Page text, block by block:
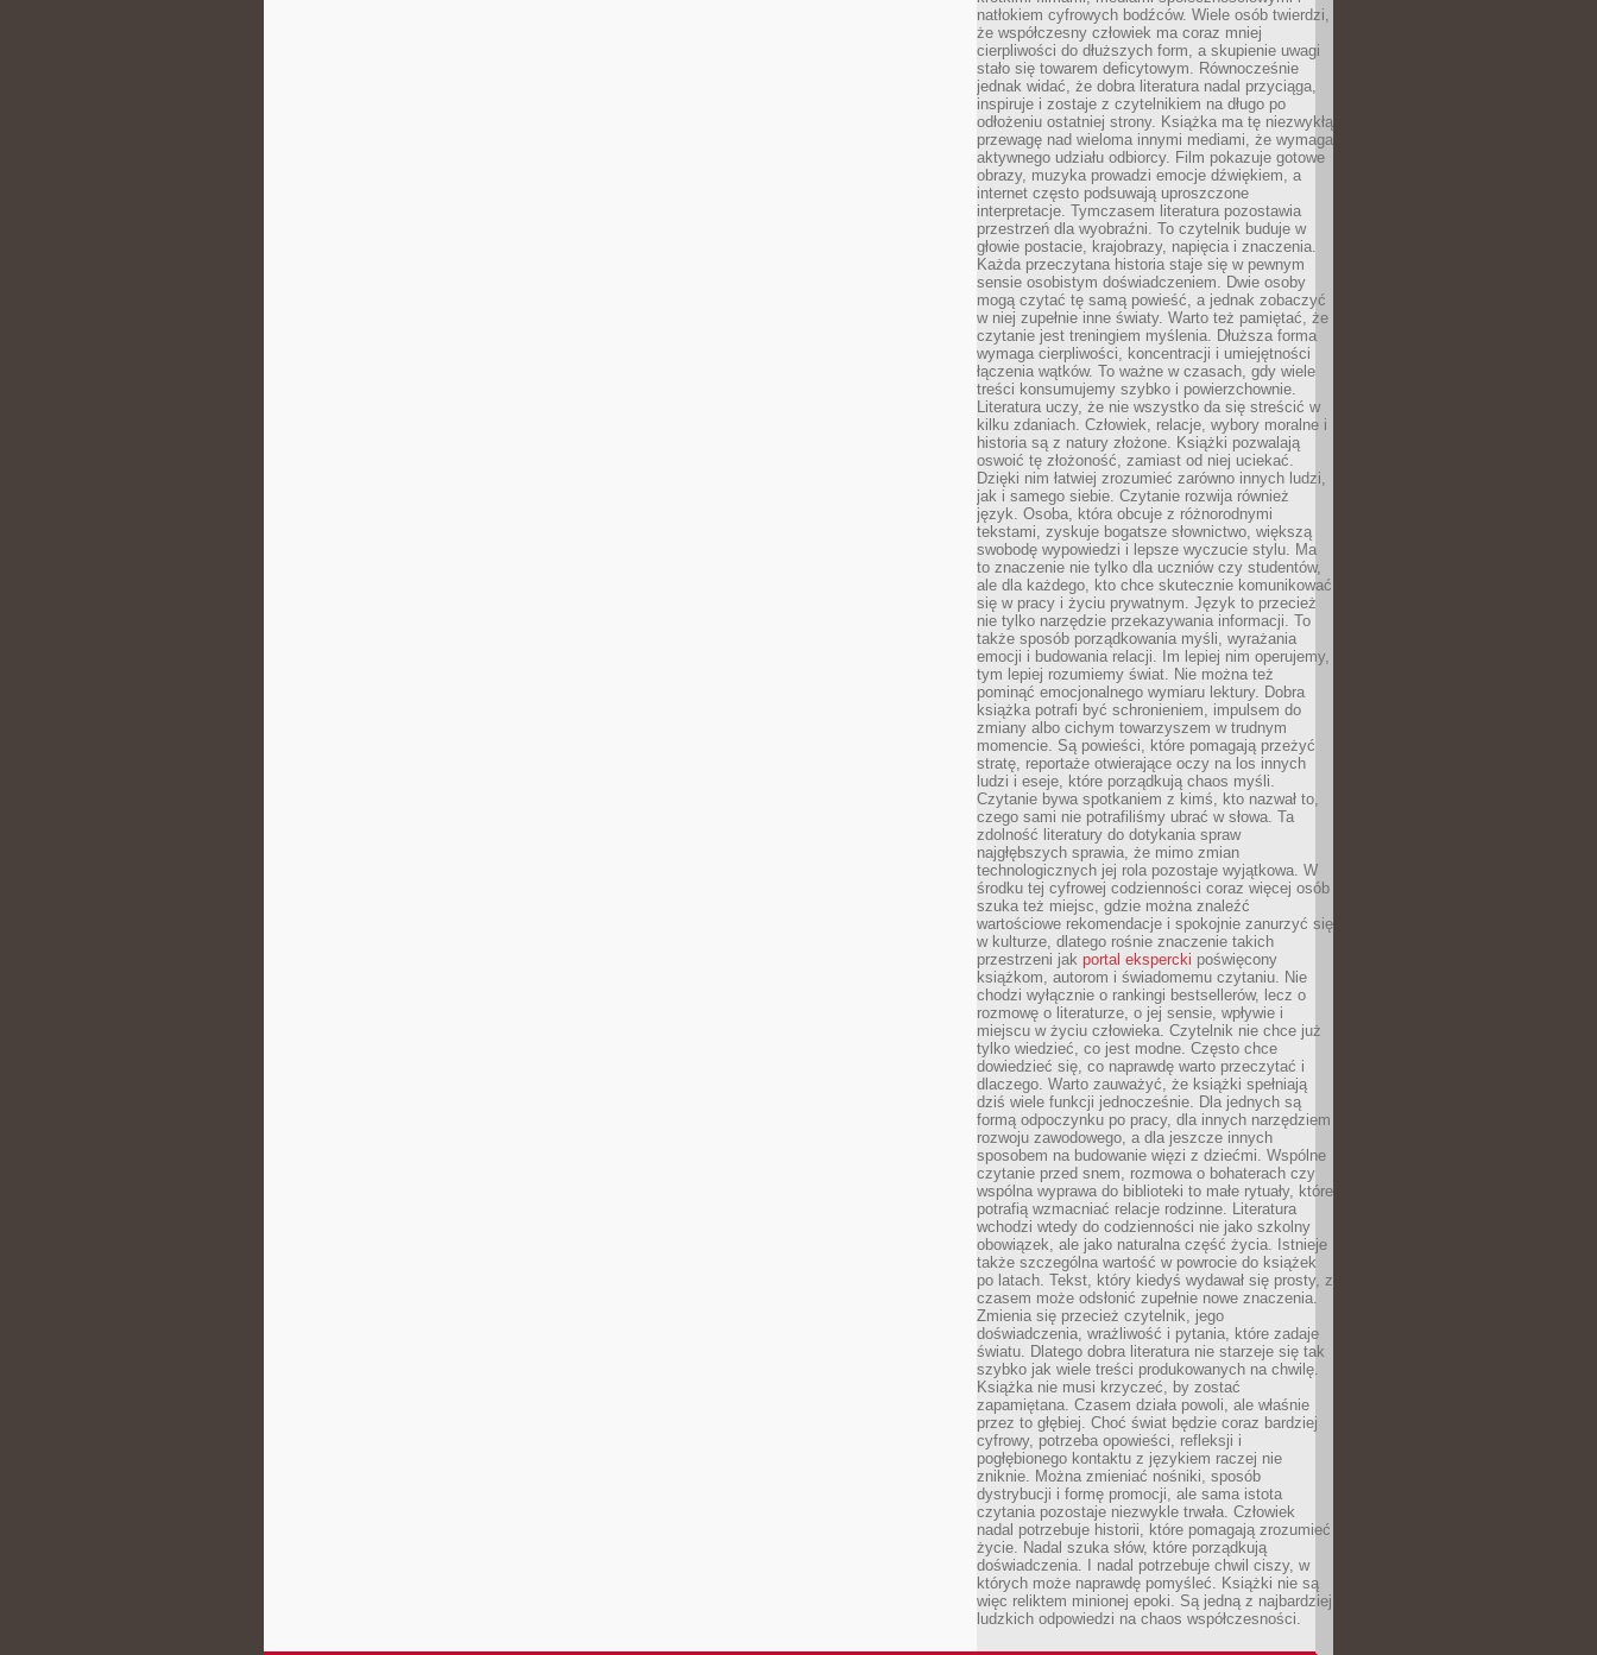
natłokiem cyfrowych bodźców. Wiele osób twierdzi,
że współczesny człowiek ma coraz mniej
cierpliwości do dłuższych form, a skupienie uwagi
stało się towarem deficytowym. Równocześnie
jednak widać, że dobra literatura nadal przyciąga,
inspiruje i zostaje z czytelnikiem na długo po
odłożeniu ostatniej strony. Książka ma tę niezwykłą
przewagę nad wieloma innymi mediami, że wymaga
aktywnego udziału odbiorcy. Film pokazuje gotowe
obrazy, muzyka prowadzi emocje dźwiękiem, a
internet często podsuwają uproszczone
interpretacje. Tymczasem literatura pozostawia
przestrzeń dla wyobraźni. To czytelnik buduje w
głowie postacie, krajobrazy, napięcia i znaczenia.
Każda przeczytana historia staje się w pewnym
sensie osobistym doświadczeniem. Dwie osoby
mogą czytać tę samą powieść, a jednak zobaczyć
w niej zupełnie inne światy. Warto też pamiętać, że
czytanie jest treningiem myślenia. Dłuższa forma
wymaga cierpliwości, koncentracji i umiejętności
łączenia wątków. To ważne w czasach, gdy wiele
treści konsumujemy szybko i powierzchownie.
Literatura uczy, że nie wszystko da się streścić w
kilku zdaniach. Człowiek, relacje, wybory moralne i
historia są z natury złożone. Książki pozwalają
oswoić tę złożoność, zamiast od niej uciekać.
Dzięki nim łatwiej zrozumieć zarówno innych ludzi,
jak i samego siebie. Czytanie rozwija również
język. Osoba, która obcuje z różnorodnymi
tekstami, zyskuje bogatsze słownictwo, większą
swobodę wypowiedzi i lepsze wyczucie stylu. Ma
to znaczenie nie tylko dla uczniów czy studentów,
ale dla każdego, kto chce skutecznie komunikować
się w pracy i życiu prywatnym. Język to przecież
nie tylko narzędzie przekazywania informacji. To
także sposób porządkowania myśli, wyrażania
emocji i budowania relacji. Im lepiej nim operujemy,
tym lepiej rozumiemy świat. Nie można też
pominąć emocjonalnego wymiaru lektury. Dobra
książka potrafi być schronieniem, impulsem do
zmiany albo cichym towarzyszem w trudnym
momencie. Są powieści, które pomagają przeżyć
stratę, reportaże otwierające oczy na los innych
ludzi i eseje, które porządkują chaos myśli.
Czytanie bywa spotkaniem z kimś, kto nazwał to,
czego sami nie potrafiliśmy ubrać w słowa. Ta
zdolność literatury do dotykania spraw
najgłębszych sprawia, że mimo zmian
technologicznych jej rola pozostaje wyjątkowa. W
środku tej cyfrowej codzienności coraz więcej osób
szuka też miejsc, gdzie można znaleźć
wartościowe rekomendacje i spokojnie zanurzyć się
w kulturze, dlatego rośnie znaczenie takich
przestrzeni jak portal ekspercki poświęcony
książkom, autorom i świadomemu czytaniu. Nie
chodzi wyłącznie o rankingi bestsellerów, lecz o
rozmowę o literaturze, o jej sensie, wpływie i
miejscu w życiu człowieka. Czytelnik nie chce już
tylko wiedzieć, co jest modne. Często chce
dowiedzieć się, co naprawdę warto przeczytać i
dlaczego. Warto zauważyć, że książki spełniają
dziś wiele funkcji jednocześnie. Dla jednych są
formą odpoczynku po pracy, dla innych narzędziem
rozwoju zawodowego, a dla jeszcze innych
sposobem na budowanie więzi z dziećmi. Wspólne
czytanie przed snem, rozmowa o bohaterach czy
wspólna wyprawa do biblioteki to małe rytuały, które
potrafią wzmacniać relacje rodzinne. Literatura
wchodzi wtedy do codzienności nie jako szkolny
obowiązek, ale jako naturalna część życia. Istnieje
także szczególna wartość w powrocie do książek
po latach. Tekst, który kiedyś wydawał się prosty, z
czasem może odsłonić zupełnie nowe znaczenia.
Zmienia się przecież czytelnik, jego
doświadczenia, wrażliwość i pytania, które zadaje
światu. Dlatego dobra literatura nie starzeje się tak
szybko jak wiele treści produkowanych na chwilę.
Książka nie musi krzyczeć, by zostać
zapamiętana. Czasem działa powoli, ale właśnie
przez to głębiej. Choć świat będzie coraz bardziej
cyfrowy, potrzeba opowieści, refleksji i
pogłębionego kontaktu z językiem raczej nie
zniknie. Można zmieniać nośniki, sposób
dystrybucji i formę promocji, ale sama istota
czytania pozostaje niezwykle trwała. Człowiek
nadal potrzebuje historii, które pomagają zrozumieć
życie. Nadal szuka słów, które porządkują
doświadczenia. I nadal potrzebuje chwil ciszy, w
których może naprawdę pomyśleć. Książki nie są
więc reliktem minionej epoki. Są jedną z najbardziej
ludzkich odpowiedzi na chaos współczesności.